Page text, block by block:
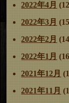
2022年4月
2022年3月
2022年2月
2022年1月
2021年12月
2021年11月